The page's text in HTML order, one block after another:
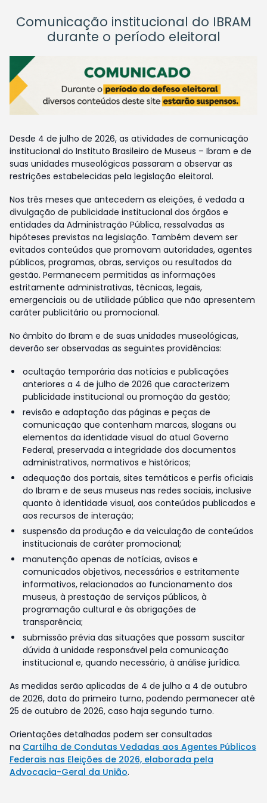
Comunicação institucional do IBRAM
durante o período eleitoral
Desde 4 de julho de 2026, as atividades de comunicação
institucional do Instituto Brasileiro de Museus – Ibram e de
suas unidades museológicas passaram a observar as
restrições estabelecidas pela legislação eleitoral.
Nos três meses que antecedem as eleições, é vedada a
divulgação de publicidade institucional dos órgãos e
entidades da Administração Pública, ressalvadas as
hipóteses previstas na legislação. Também devem ser
evitados conteúdos que promovam autoridades, agentes
públicos, programas, obras, serviços ou resultados da
gestão. Permanecem permitidas as informações
estritamente administrativas, técnicas, legais,
emergenciais ou de utilidade pública que não apresentem
caráter publicitário ou promocional.
No âmbito do Ibram e de suas unidades museológicas,
deverão ser observadas as seguintes providências:
ocultação temporária das notícias e publicações
anteriores a 4 de julho de 2026 que caracterizem
publicidade institucional ou promoção da gestão;
revisão e adaptação das páginas e peças de
comunicação que contenham marcas, slogans ou
elementos da identidade visual do atual Governo
Federal, preservada a integridade dos documentos
administrativos, normativos e históricos;
adequação dos portais, sites temáticos e perfis oficiais
do Ibram e de seus museus nas redes sociais, inclusive
quanto à identidade visual, aos conteúdos publicados e
aos recursos de interação;
suspensão da produção e da veiculação de conteúdos
institucionais de caráter promocional;
manutenção apenas de notícias, avisos e
comunicados objetivos, necessários e estritamente
informativos, relacionados ao funcionamento dos
museus, à prestação de serviços públicos, à
programação cultural e às obrigações de
transparência;
submissão prévia das situações que possam suscitar
dúvida à unidade responsável pela comunicação
institucional e, quando necessário, à análise jurídica.
As medidas serão aplicadas de 4 de julho a 4 de outubro
de 2026, data do primeiro turno, podendo permanecer até
25 de outubro de 2026, caso haja segundo turno.
Orientações detalhadas podem ser consultadas
na Cartilha de Condutas Vedadas aos Agentes Públicos
Federais nas Eleições de 2026, elaborada pela
Advocacia-Geral da União.